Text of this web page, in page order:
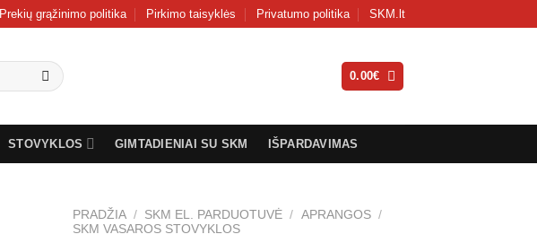
Prekių grąžinimo politika Pirkimo taisyklės Privatumo politika SKM.lt
0.00€
STOVYKLOS GIMTADIENIAI SU SKM IŠPARDAVIMAS
PRADŽIA / SKM EL. PARDUOTUVĖ / APRANGOS /
SKM VASAROS STOVYKLOS